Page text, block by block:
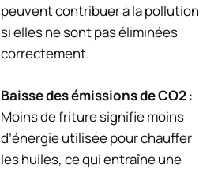
peuvent contribuer à la pollution
si elles ne sont pas éliminées
correctement.
Baisse des émissions de CO2:
Moins de friture signifie moins
d’énergie utilisée pour chauffer
les huiles, ce qui entraîne une